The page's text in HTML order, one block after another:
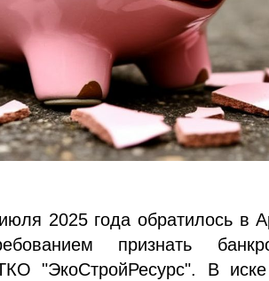
2025 года обратилось в
признать
"ЭкоСтройРесурс". В иске